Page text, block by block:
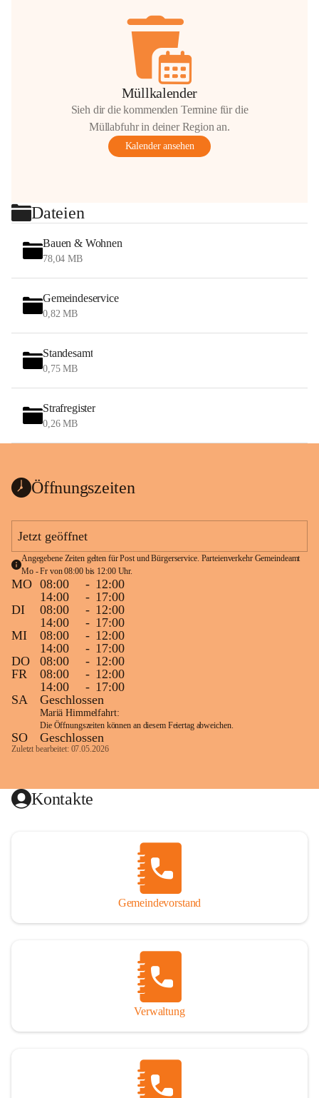
Müllkalender
Sieh dir die kommenden Termine für die
Müllabfuhr in deiner Region an.
Kalender ansehen
Dateien
Bauen & Wohnen
78,04 MB
Gemeindeservice
0,82 MB
Standesamt
0,75 MB
Strafregister
0,26 MB
Öffnungszeiten
Jetzt geöffnet
Angegebene Zeiten gelten für Post und Bürgerservice. Parteienverkehr Gemeindeamt
Mo - Fr von 08:00 bis 12:00 Uhr.
MO 08:00 - 12:00
14:00
- 17:00
DI
08:00 - 12:00
14:00
- 17:00
MI
08:00 - 12:00
14:00
- 17:00
DO
08:00 - 12:00
FR
08:00 - 12:00
14:00
- 17:00
SA
Geschlossen
Mariä Himmelfahrt:
Die Öffnungszeiten können an diesem Feiertag abweichen.
SO Geschlossen
Zuletzt bearbeitet: 07.05.2026
Kontakte
Gemeindevorstand
Verwaltung